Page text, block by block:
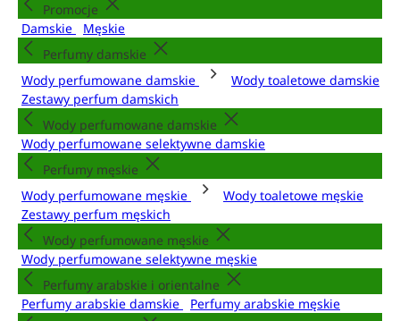
Promocje
Damskie
Męskie
Perfumy damskie
Wody perfumowane damskie
Wody toaletowe damskie
Zestawy perfum damskich
Wody perfumowane damskie
Wody perfumowane selektywne damskie
Perfumy męskie
Wody perfumowane męskie
Wody toaletowe męskie
Zestawy perfum męskich
Wody perfumowane męskie
Wody perfumowane selektywne męskie
Perfumy arabskie i orientalne
Perfumy arabskie damskie
Perfumy arabskie męskie